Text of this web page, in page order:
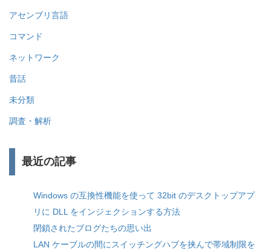
アセンブリ言語
コマンド
ネットワーク
昔話
未分類
調査・解析
最近の記事
Windows の互換性機能を使って 32bit のデスクトップアプ
リに DLL をインジェクションする方法
閉鎖されたブログたちの思い出
LAN ケーブルの間にスイッチングハブを挟んで帯域制限を